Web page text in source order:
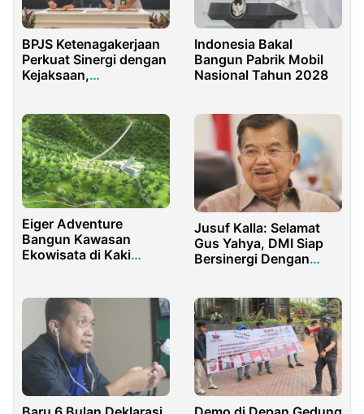
BPJS Ketenagakerjaan
Perkuat Sinergi dengan
Kejaksaan,
Optimal
Indonesia Bakal
Bangun Pabrik Mobil
Nasional Tahun 2028
Eiger Adventure
Bangun Kawasan
Ekowisata di Kaki
Jusuf Kalla: Selamat
Gus Yahya, DMI Siap
Bersinergi Dengan